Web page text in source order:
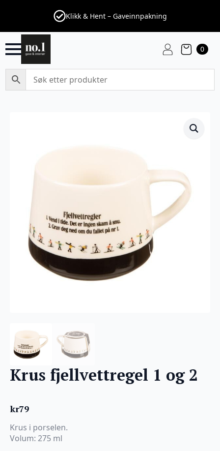
Klikk & Hent – Gaveinnpakning
0
Krus fjellvettregel 1 og 2
kr79
Krus i porselen.
Volum: 275 ml